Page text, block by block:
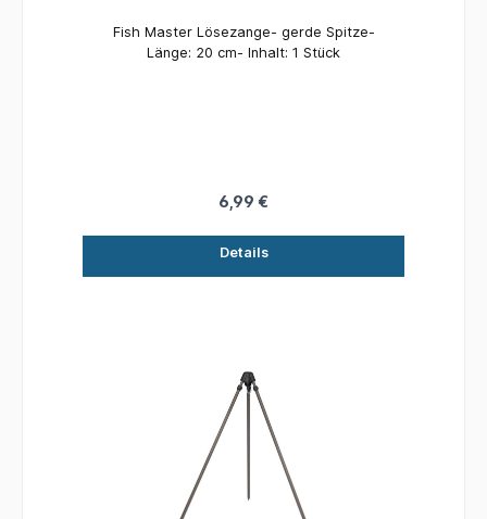
Fish Master Lösezange- gerde Spitze-
Länge: 20 cm- Inhalt: 1 Stück
6,99 €
Details